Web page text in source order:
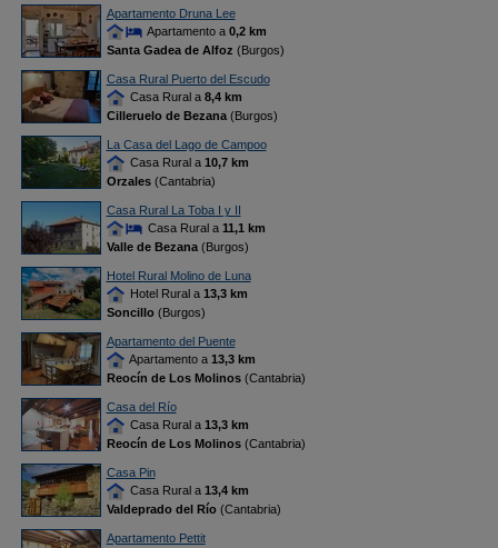
Apartamento Druna Lee
Apartamento a 0,2 km
Santa Gadea de Alfoz (Burgos)
Casa Rural Puerto del Escudo
Casa Rural a 8,4 km
Cilleruelo de Bezana(Burgos)
La Casa del Lago de Campoo
Casa Rural a 10,7 km
Orzales(Cantabria)
Casa Rural La Toba I y II
Casa Rural a 11,1 km
Valle de Bezana(Burgos)
Hotel Rural Molino de Luna
Hotel Rural a 13,3 km
Soncillo(Burgos)
Apartamento del Puente
Apartamento a 13,3 km
Reocín de Los Molinos(Cantabria)
Casa del Río
Casa Rural a 13,3 km
Reocín de Los Molinos(Cantabria)
Casa Pin
Casa Rural a 13,4 km
Valdeprado del Río(Cantabria)
Apartamento Pettit